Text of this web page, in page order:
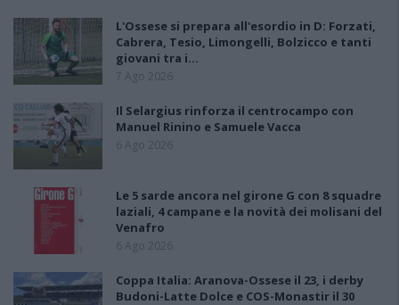
L'Ossese si prepara all'esordio in D: Forzati,
Cabrera, Tesio, Limongelli, Bolzicco e tanti
giovani tra i…
7 Ago 2026
Il Selargius rinforza il centrocampo con
Manuel Rinino e Samuele Vacca
6 Ago 2026
Le 5 sarde ancora nel girone G con 8 squadre
laziali, 4 campane e la novità dei molisani del
Venafro
6 Ago 2026
Coppa Italia: Aranova-Ossese il 23, i derby
Budoni-Latte Dolce e COS-Monastir il 30